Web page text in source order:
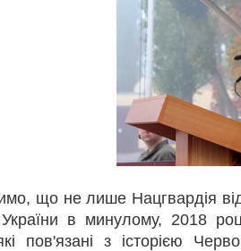
що не лише Нацгвардія
в минулому, 2018
пов'язані з історією